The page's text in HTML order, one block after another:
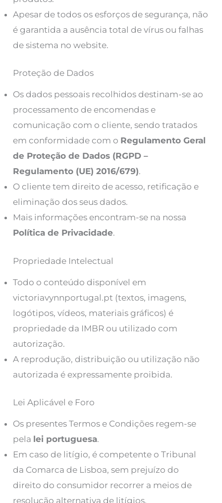
Apesar de todos os esforços de segurança, não
é garantida a ausência total de vírus ou falhas
de sistema no website.
Proteção de Dados
Os dados pessoais recolhidos destinam-se ao
processamento de encomendas e
comunicação com o cliente, sendo tratados
em conformidade com o Regulamento Geral
de Proteção de Dados (RGPD –
Regulamento (UE) 2016/679).
O cliente tem direito de acesso, retificação e
eliminação dos seus dados.
Mais informações encontram-se na nossa
Política de Privacidade.
Propriedade Intelectual
Todo o conteúdo disponível em
victoriavynnportugal.pt (textos, imagens,
logótipos, vídeos, materiais gráficos) é
propriedade da IMBR ou utilizado com
autorização.
A reprodução, distribuição ou utilização não
autorizada é expressamente proibida.
Lei Aplicável e Foro
Os presentes Termos e Condições regem-se
pela lei portuguesa.
Em caso de litígio, é competente o Tribunal
da Comarca de Lisboa, sem prejuízo do
direito do consumidor recorrer a meios de
resolução alternativa de litígios.